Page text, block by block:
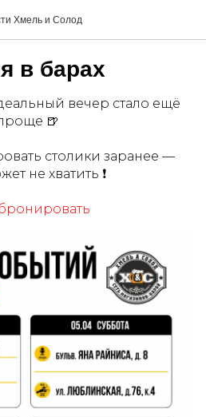
Хмель и Солод
в барах
вечер стало ещё
🍺
столики заранее —
не хватить ❗️